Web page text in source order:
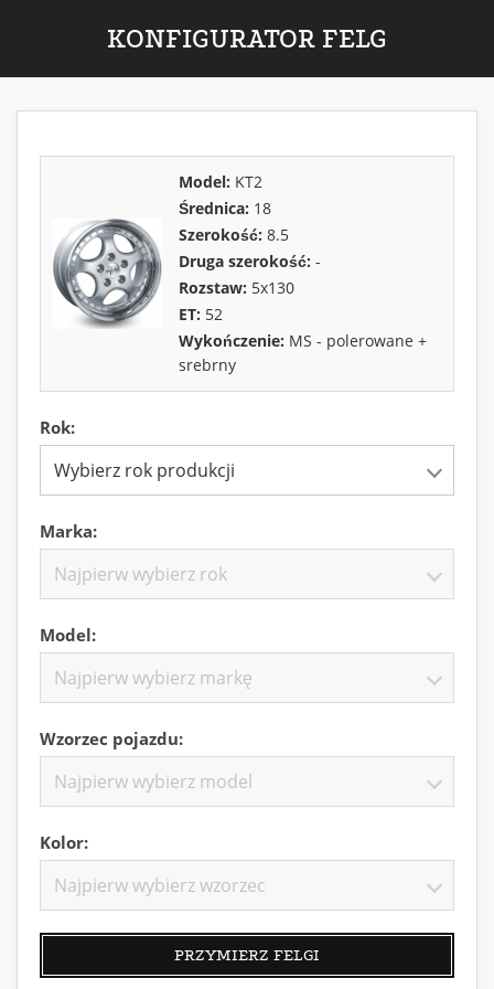
KONFIGURATOR FELG
Model: KT2
Średnica: 18
Szerokość: 8.5
Druga szerokość: -
Rozstaw: 5x130
ET: 52
Wykończenie: MS - polerowane +
srebrny
Rok:
Wybierz rok produkcji
Marka:
Najpierw wybierz rok
Model:
Najpierw wybierz markę
Wzorzec pojazdu:
Najpierw wybierz model
Kolor:
Najpierw wybierz wzorzec
PRZYMIERZ FELGI